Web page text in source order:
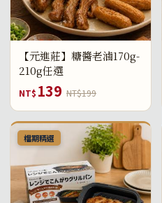
【元進莊】糖醬老滷170g-
210g任選
NT$ 139 NT$199
檔期精選